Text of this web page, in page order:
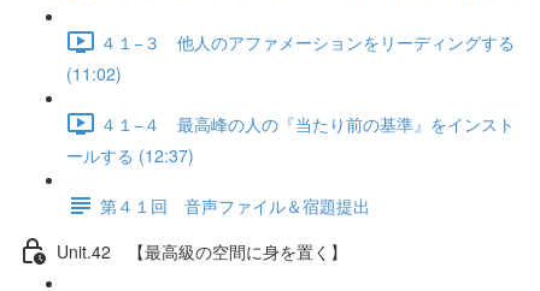
４１−３ 他人のアファメーションをリーディングする
(11:02)
４１−４ 最高峰の人の『当たり前の基準』をインスト
ールする (12:37)
第４１回 音声ファイル＆宿題提出
Unit.42 【最高級の空間に身を置く】